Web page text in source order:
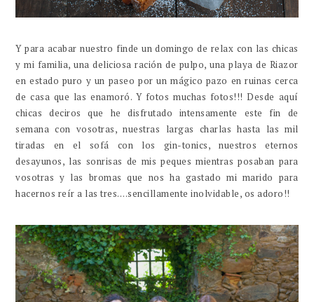
Y para acabar nuestro finde un domingo de relax con las chicas
y mi familia, una deliciosa ración de pulpo, una playa de Riazor
en estado puro y un paseo por un mágico pazo en ruinas cerca
de casa que las enamoró. Y fotos muchas fotos!!! Desde aquí
chicas deciros que he disfrutado intensamente este fin de
semana con vosotras, nuestras largas charlas hasta las mil
tiradas en el sofá con los gin-tonics, nuestros eternos
desayunos, las sonrisas de mis peques mientras posaban para
vosotras y las bromas que nos ha gastado mi marido para
hacernos reír a las tres….sencillamente inolvidable, os adoro!!